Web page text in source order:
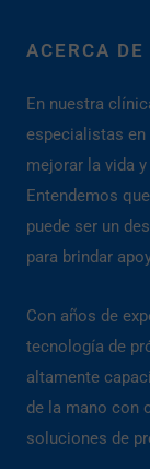
ACERCA
En nuestra
especialistas
mejorar la vida
Entendemos
puede ser un
para brindar
Con años de
tecnología de
altamente
de la mano con
soluciones de